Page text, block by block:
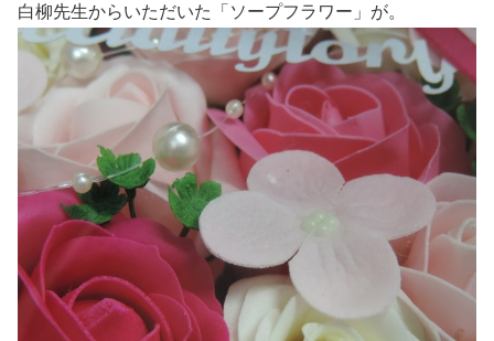
白柳先生からいただいた「ソープフラワー」が。